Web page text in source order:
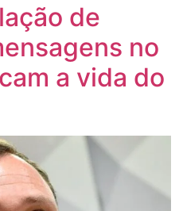
de
no
a vida do